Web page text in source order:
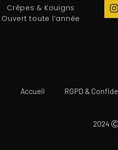
Crêpes & Kouigns
Ouvert toute l’année
Accueil RGPD &
2024 Ⓒ